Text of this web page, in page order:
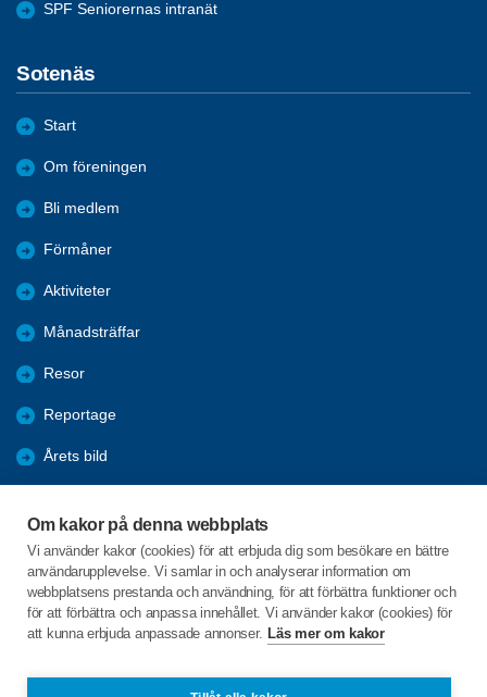
Om kakor på denna webbplats
Vi använder kakor (cookies) för att erbjuda dig som besökare en bättre
användarupplevelse. Vi samlar in och analyserar information om
webbplatsens prestanda och användning, för att förbättra funktioner och
för att förbättra och anpassa innehållet. Vi använder kakor (cookies) för
att kunna erbjuda anpassade annonser. Läs mer om kakor
SPF Seniorernas intranät
Sotenäs
Start
Om föreningen
Bli medlem
Förmåner
Aktiviteter
Månadsträffar
Resor
Reportage
Årets bild
Fredagsbridgen
Sponsorer
C/o:Lars-Erik Hagbert